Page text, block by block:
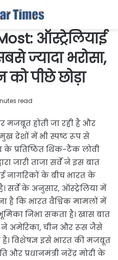
ऑस्ट्रेलियाई
ज्यादा भरोसा,
पीछे छोड़ा
read
मजबूत होती जा रही है और
देशों में भी स्पष्ट रूप से
के प्रतिष्ठित थिंक-टैंक लोवी
जारी ताजा सर्वे ने इस बात
नागरिकों के बीच भारत के
है। सर्वे के अनुसार, ऑस्ट्रेलिया में
है कि भारत वैश्विक मामलों में
निभा सकता है। खास बात
अमेरिका, चीन और रूस जैसे
है। विशेषज्ञ इसे भारत की मजबूत
और प्रधानमंत्री नरेंद्र मोदी के